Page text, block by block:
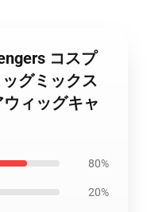
コスプ
グミックス
ィッグキャ
80%
20%